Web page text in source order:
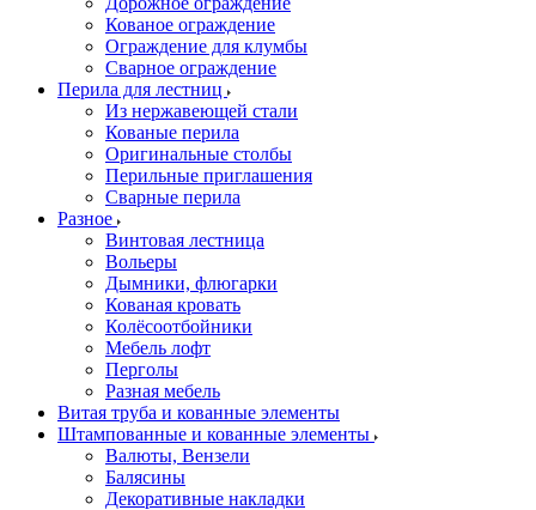
Кованое ограждение
Ограждение для клумбы
Сварное ограждение
Перила для лестниц
Из нержавеющей стали
Кованые перила
Оригинальные столбы
Перильные приглашения
Сварные перила
Разное
Винтовая лестница
Вольеры
Дымники, флюгарки
Кованая кровать
Колёсоотбойники
Мебель лофт
Перголы
Разная мебель
Витая труба и кованные элементы
Штампованные и кованные элементы
Валюты, Вензели
Балясины
Декоративные накладки